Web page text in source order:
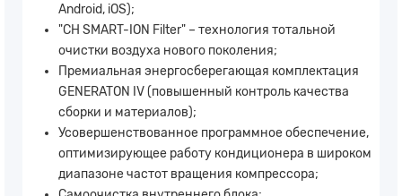
Android, iOS);
"CH SMART-ION Filter" – технология тотальной
очистки воздуха нового поколения;
Премиальная энергосберегающая комплектация
GENERATON IV (повышенный контроль качества
сборки и материалов);
Усовершенствованное программное обеспечение,
оптимизирующее работу кондиционера в широком
диапазоне частот вращения компрессора;